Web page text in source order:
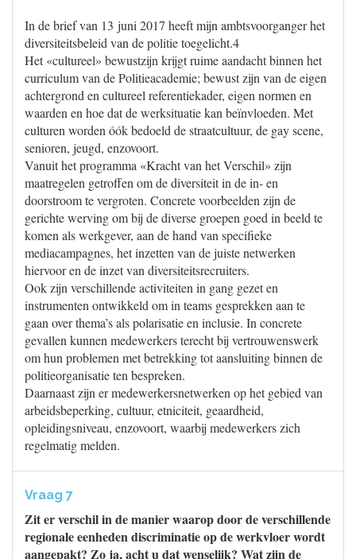
In de brief van 13 juni 2017 heeft mijn ambtsvoorganger het
diversiteitsbeleid van de politie toegelicht.4
Het «cultureel» bewustzijn krijgt ruime aandacht binnen het
curriculum van de Politieacademie; bewust zijn van de eigen
achtergrond en cultureel referentiekader, eigen normen en
waarden en hoe dat de werksituatie kan beïnvloeden. Met
culturen worden óók bedoeld de straatcultuur, de gay scene,
senioren, jeugd, enzovoort.
Vanuit het programma «Kracht van het Verschil» zijn
maatregelen getroffen om de diversiteit in de in- en
doorstroom te vergroten. Concrete voorbeelden zijn de
gerichte werving om bij de diverse groepen goed in beeld te
komen als werkgever, aan de hand van specifieke
mediacampagnes, het inzetten van de juiste netwerken
hiervoor en de inzet van diversiteitsrecruiters.
Ook zijn verschillende activiteiten in gang gezet en
instrumenten ontwikkeld om in teams gesprekken aan te
gaan over thema’s als polarisatie en inclusie. In concrete
gevallen kunnen medewerkers terecht bij vertrouwenswerk
om hun problemen met betrekking tot aansluiting binnen de
politieorganisatie ten bespreken.
Daarnaast zijn er medewerkersnetwerken op het gebied van
arbeidsbeperking, cultuur, etniciteit, geaardheid,
opleidingsniveau, enzovoort, waarbij medewerkers zich
regelmatig melden.
Vraag 7
Zit er verschil in de manier waarop door de verschillende
regionale eenheden discriminatie op de werkvloer wordt
aangepakt? Zo ja, acht u dat wenselijk? Wat zijn de